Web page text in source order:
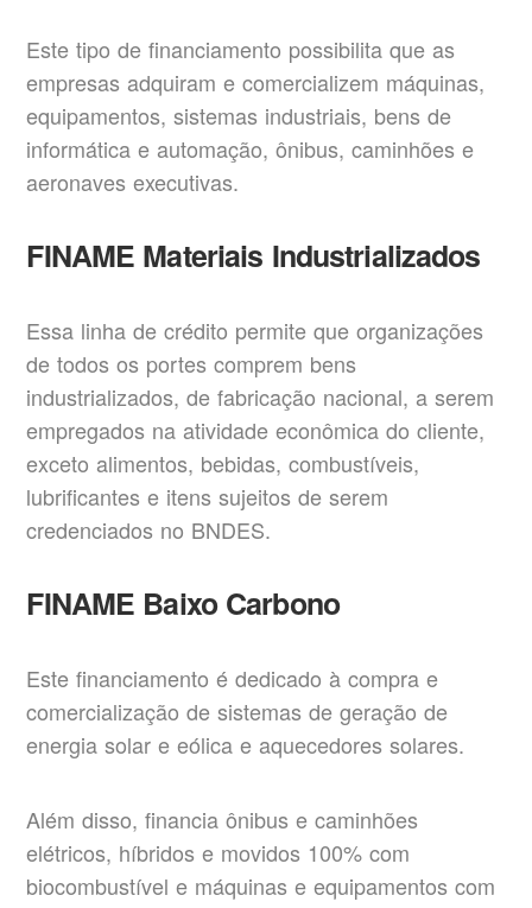
Este tipo de financiamento possibilita que as
empresas adquiram e comercializem máquinas,
equipamentos, sistemas industriais, bens de
informática e automação, ônibus, caminhões e
aeronaves executivas.
FINAME Materiais Industrializados
Essa linha de crédito permite que organizações
de todos os portes comprem bens
industrializados, de fabricação nacional, a serem
empregados na atividade econômica do cliente,
exceto alimentos, bebidas, combustíveis,
lubrificantes e itens sujeitos de serem
credenciados no BNDES.
FINAME Baixo Carbono
Este financiamento é dedicado à compra e
comercialização de sistemas de geração de
energia solar e eólica e aquecedores solares.
Além disso, financia ônibus e caminhões
elétricos, híbridos e movidos 100% com
biocombustível e máquinas e equipamentos com